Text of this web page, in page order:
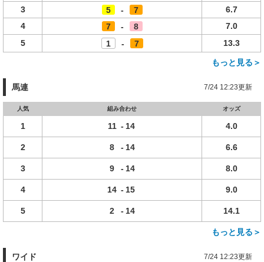
3
5 - 7
6.7
4
7 - 8
7.0
5
1 - 7 13.3
もっと見る＞
馬連 7/24 12:23更新
人気 組み合わせ オッズ
1 11 - 14 4.0
2 8 - 14 6.6
3 9 - 14 8.0
4 14 - 15 9.0
5 2 - 14 14.1
もっと見る＞
ワイド 7/24 12:23更新